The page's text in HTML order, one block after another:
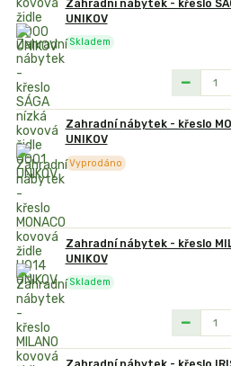
Zahradní nábytek - křeslo
UNIKOV
Skladem
Zahradní nábytek - křeslo
UNIKOV
Vyprodáno
Zahradní nábytek - křeslo
UNIKOV
Skladem